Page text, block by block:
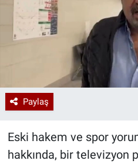
Paylaş
Eski hakem ve spor
hakkında, bir televizyon
Erişim Bilgileri
Sağlık
Teknoloji
Ramazan